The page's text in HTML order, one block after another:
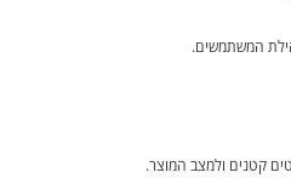
המשתמשים.
קטנים ולמצב המוצר.